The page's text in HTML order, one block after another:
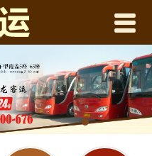
合作企业
车型展示
